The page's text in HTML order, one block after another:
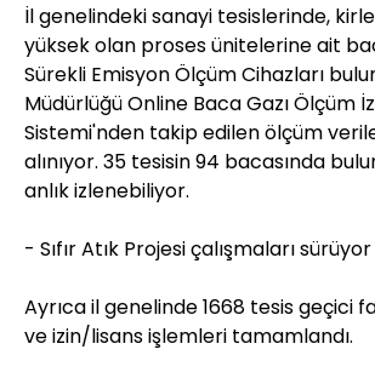
İl genelindeki sanayi tesislerinde,
yüksek olan proses ünitelerine ait
Sürekli Emisyon Ölçüm Cihazları
Müdürlüğü Online Baca Gazı Ölçüm
Sistemi'nden takip edilen ölçüm
alınıyor. 35 tesisin 94 bacasında
anlık izlenebiliyor.
- Sıfır Atık Projesi çalışmaları sürüyor
Ayrıca il genelinde 1668 tesis geçici
ve izin/lisans işlemleri tamamlandı.